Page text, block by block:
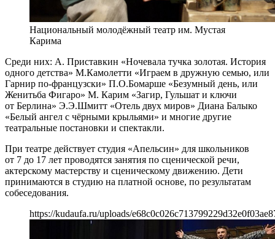
Национальный молодёжный театр им. Мустая
Карима
Среди них: А. Приставкин «Ночевала тучка золотая. История
одного детства» М.Камолетти «Играем в дружную семью, или
Гарнир по-французски» П.О.Бомарше «Безумный день, или
Женитьба Фигаро» М. Карим «Загир, Гульшат и ключи
от Берлина» Э.Э.Шмитт «Отель двух миров» Диана Балыко
«Белый ангел с чёрными крыльями» и многие другие
театральные постановки и спектакли.
При театре действует студия «Апельсин» для школьников
от 7 до 17 лет проводятся занятия по сценической речи,
актерскому мастерству и сценическому движению. Дети
принимаются в студию на платной основе, по результатам
собеседования.
https://kudaufa.ru/uploads/